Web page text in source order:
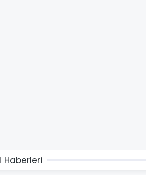
Haberleri